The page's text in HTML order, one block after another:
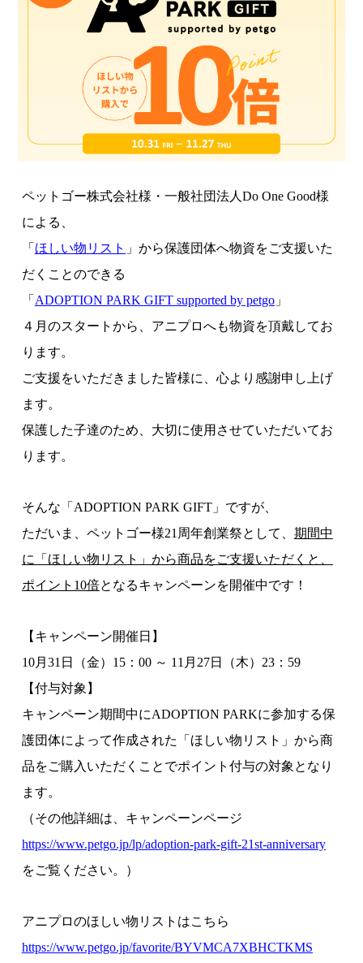
ペットゴー株式会社様・一般社団法人Do One Good様
による、
「 ほしい物リスト 」から保護団体へ物資をご支援いた
だくことのできる
「 ADOPTION PARK GIFT supported by petgo」
４月のスタートから、アニプロへも物資を頂戴してお
ります。
ご支援をいただきました皆様に、心より感謝申し上げ
ます。
保護した子達のため、大切に使用させていただいてお
ります。
そんな「ADOPTION PARK GIFT」ですが、
ただいま、ペットゴー様21周年創業祭として、 期間中
に「ほしい物リスト」から商品をご支援いただくと、
ポイント10倍となるキャンペーンを開催中です！
【キャンペーン開催日】
10月31日（金）15：00 ～ 11月27日（木）23：59
【付与対象】
キャンペーン期間中にADOPTION PARKに参加する保
護団体によって作成された「ほしい物リスト」から商
品をご購入いただくことでポイント付与の対象となり
ます。
（その他詳細は、キャンペーンページ
https://www.petgo.jp/lp/adoption-park-gift-21st-anniversary
をご覧ください。）
アニプロのほしい物リストはこちら
https://www.petgo.jp/favorite/BYVMCA7XBHCTKMS